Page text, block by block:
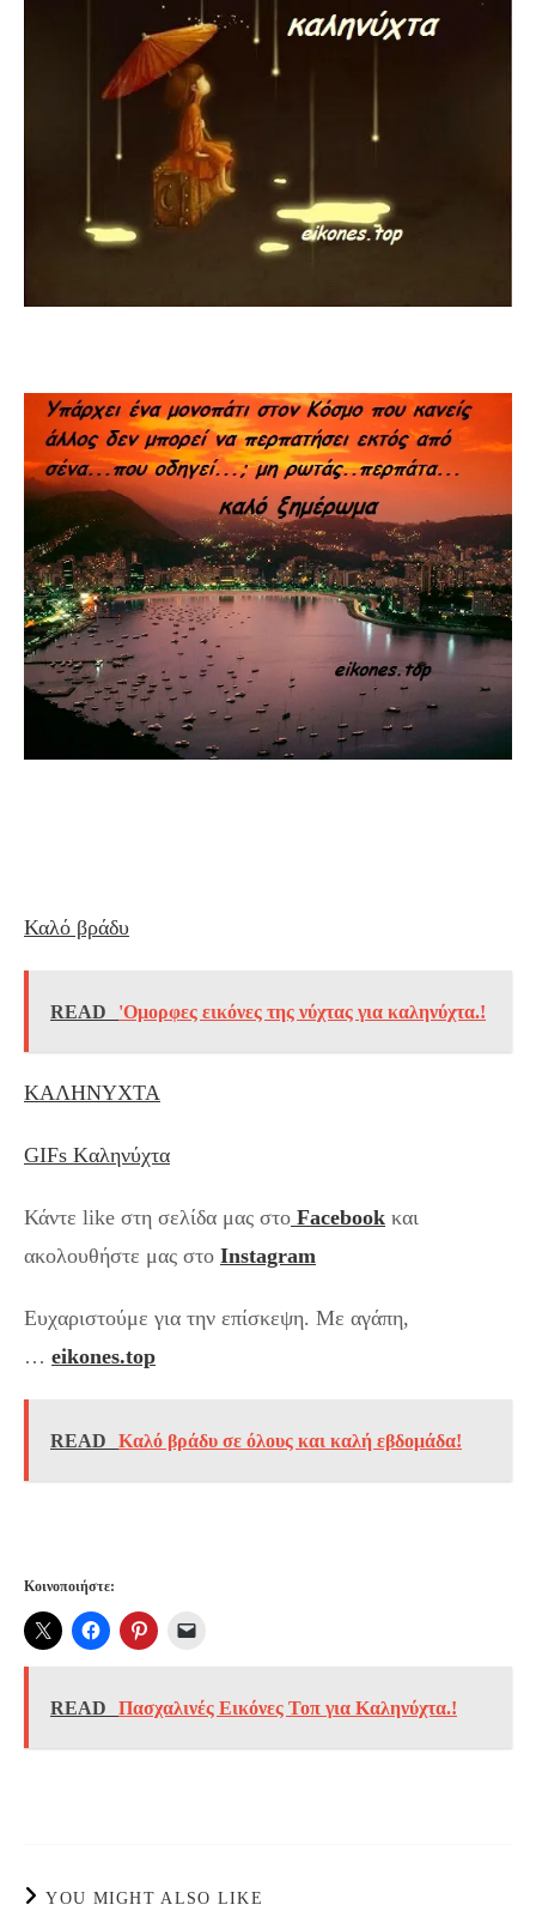
Καλό βράδυ
READ 'Ομορφες εικόνες της νύχτας για καληνύχτα.!
ΚΑΛΗΝΥΧΤΑ
GIFs Kαληνύχτα
Κάντε like στη σελίδα μας στο Facebook και
ακολουθήστε μας στο Instagram
Ευχαριστούμε για την επίσκεψη. Με αγάπη,
… eikones.top
READ Καλό βράδυ σε όλους και καλή εβδομάδα!
Κοινοποιήστε:
READ Πασχαλινές Εικόνες Τοπ για Καληνύχτα.!
YOU MIGHT ALSO LIKE